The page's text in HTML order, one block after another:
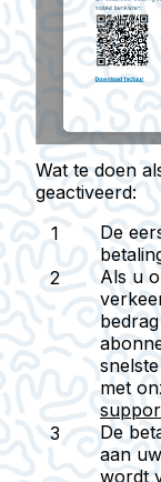
Wat te doen
geactiveerd:
De
Als u
met
De
aan
wordt